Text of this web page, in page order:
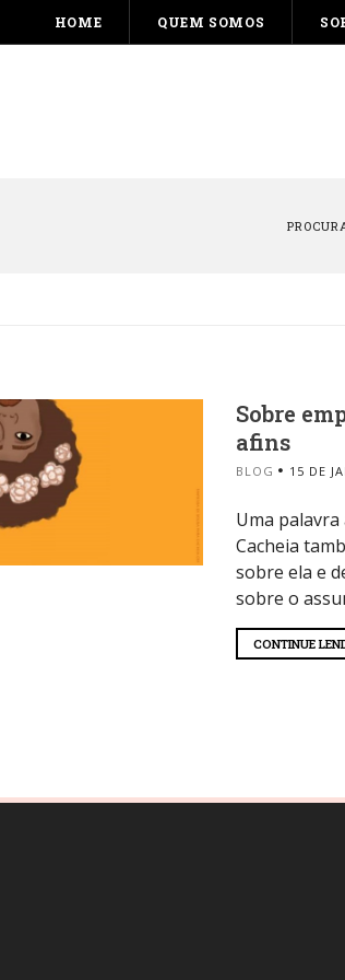
HOME QUEM SOMOS
Sobre
afins
BLOG 15 DE
Uma
Cacheia
sobre ela e
sobre o
CONTINUE